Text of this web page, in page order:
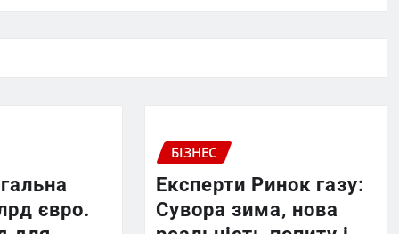
євро.
БІЗНЕС
Експерти Ринок газу:
Сувора зима, нова